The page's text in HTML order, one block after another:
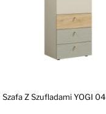
Szafa Z Szufladami YOGI 04